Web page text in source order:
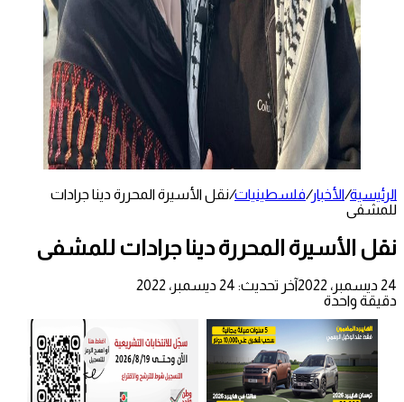
الرئيسية/الأخبار/فلسطينيات/نقل الأسيرة المحررة دينا جرادات
للمشفى
نقل الأسيرة المحررة دينا جرادات للمشفى
24 ديسمبر، 2022
آخر تحديث: 24 ديسمبر، 2022
دقيقة واحدة